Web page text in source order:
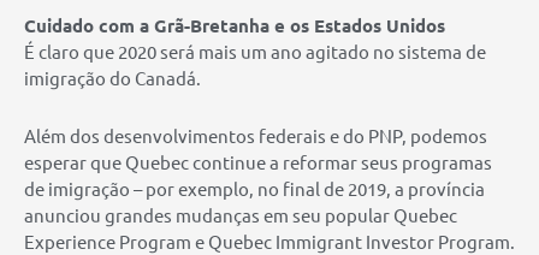
Cuidado com a Grã-Bretanha e os Estados Unidos
É claro que 2020 será mais um ano agitado no sistema de
imigração do Canadá.
Além dos desenvolvimentos federais e do PNP, podemos
esperar que Quebec continue a reformar seus programas
de imigração – por exemplo, no final de 2019, a província
anunciou grandes mudanças em seu popular Quebec
Experience Program e Quebec Immigrant Investor Program.